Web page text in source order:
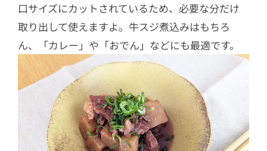
口サイズにカットされているため、必要な分だけ
取り出して使えますよ。牛スジ煮込みはもちろ
ん、「カレー」や「おでん」などにも最適です。